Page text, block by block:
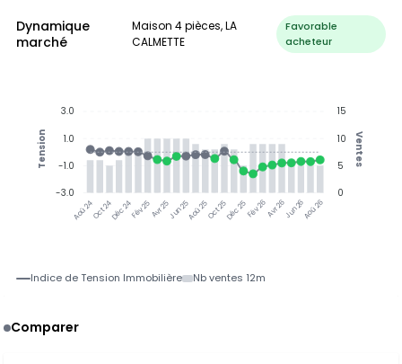
Dynamique
marché
Maison 4 pièces, LA
CALMETTE
Favorable
acheteur
Aoû 24Oct 24Déc 24Fév 25Avr 25Jun 25Aoû 25Oct 25Déc 25Fév 26Avr 26Jun 26Aoû 26
15
10
5
0
Ventes
3.0
1.0
-1.0
-3.0
Tension
Indice de Tension Immobilière Nb ventes 12m
Comparer